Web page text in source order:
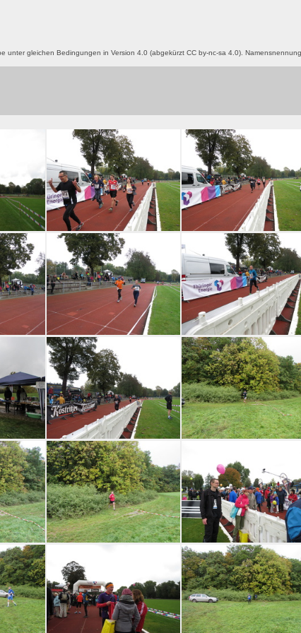
unter gleichen Bedingungen in Version 4.0 (abgekürzt CC by-nc-sa 4.0).
jk-2015-ziel-048 jk-2015-ziel-047
jk-2015-ziel-042 jk-2015-ziel-041
059 jk-2015-ziel-036 jk-2015-strecke-058
055 jk-2015-strecke-054 jk-2015-ziel-033